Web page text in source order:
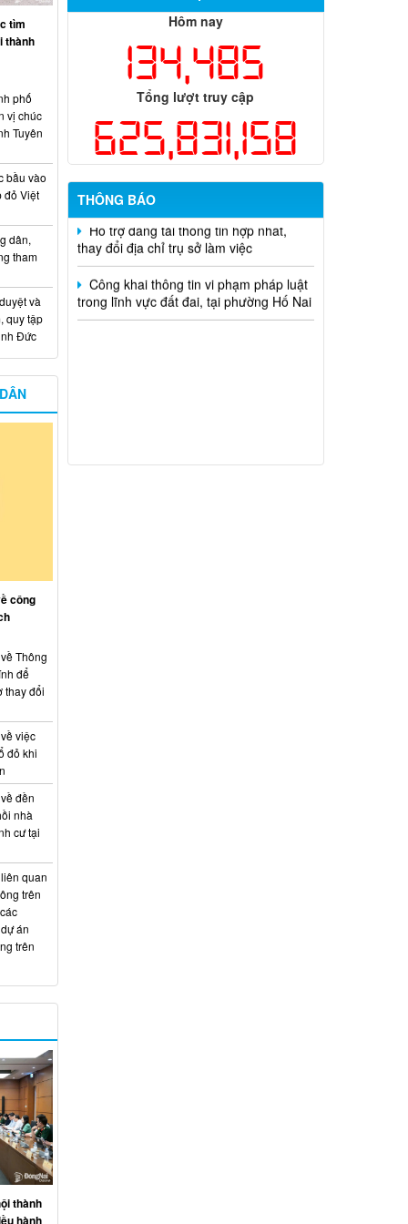
Hôm nay
134,485
Tổng lượt truy cập
625,831,158
THÔNG BÁO
học và công nghệ cấp thành phố sử
dụng ngân sách nhà nước đặt hàng thực
hiện năm 2026 (đợt 1) lần 3
Kế hoạch Thông tin, tuyên truyền triển
khai Kế hoạch Khám sức khỏe định kỳ
hoặc khám sàng lọc miễn phí ít nhất mỗi
năm một lần cho người dân trên địa bàn
thành phố Đồng Nai
Hỗ trợ đăng tải thông tin hợp nhất,
thay đổi địa chỉ trụ sở làm việc
Công khai thông tin vi phạm pháp luật
trong lĩnh vực đất đai, tại phường Hố Nai
tìm
thành
phố
vị chúc
Tuyên
bầu vào
đỏ Việt
dân,
tham
và
quy tập
Đức
công
Thông
để
thay đổi
việc
đỏ khi
đền
nhà
cư tại
quan
trên
án
trên
thành
hành